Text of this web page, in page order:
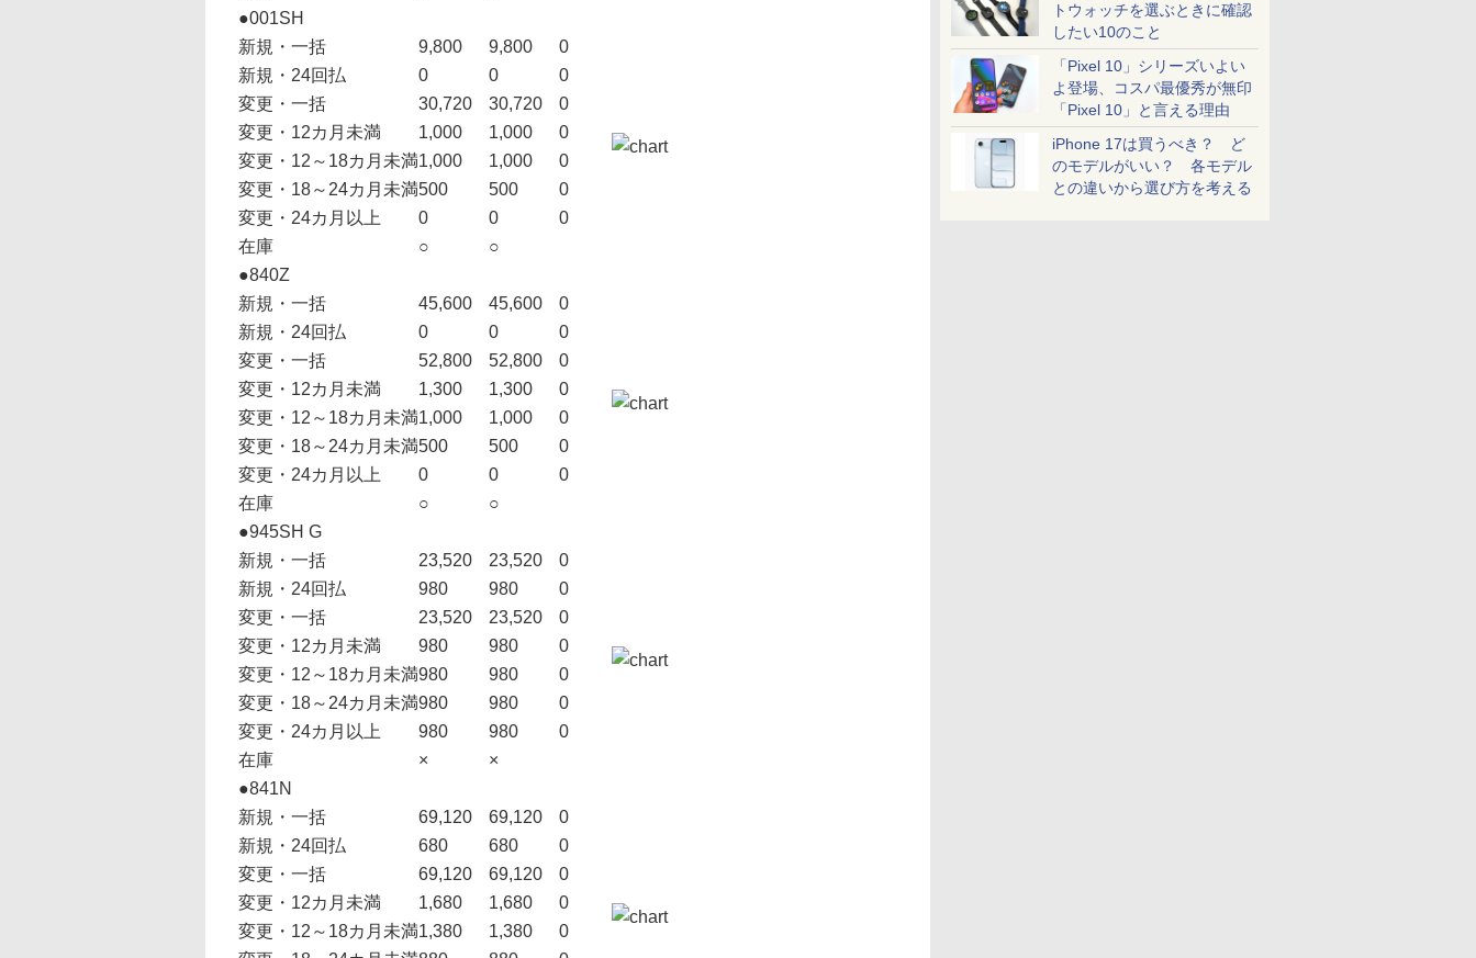
トウォッチを選ぶときに確認
したい10のこと
「Pixel 10」シリーズいよい
よ登場、コスパ最優秀が無印
「Pixel 10」と言える理由
iPhone 17は買うべき？ ど
のモデルがいい？ 各モデル
との違いから選び方を考える
●001SH
新規・一括
9,800 9,800
0
新規・24回払
0 0
0
変更・一括
30,720 30,720
0
変更・12カ月未満
1,000 1,000
0
変更・12～18カ月未満1,000 1,000
0
変更・18～24カ月未満500 500
0
変更・24カ月以上
0 0
0
在庫
○
○
●840Z
新規・一括
45,600 45,600
0
新規・24回払
0 0
0
変更・一括
52,800 52,800
0
変更・12カ月未満
1,300 1,300
0
変更・12～18カ月未満1,000 1,000
0
変更・18～24カ月未満500 500
0
変更・24カ月以上
0 0
0
在庫
○
○
●945SH G
新規・一括
23,520 23,520
0
新規・24回払
980 980
0
変更・一括
23,520 23,520
0
変更・12カ月未満
980 980
0
変更・12～18カ月未満980 980
0
変更・18～24カ月未満980 980
0
変更・24カ月以上
980 980
0
在庫
×
×
●841N
新規・一括
69,120 69,120
0
新規・24回払
680 680
0
変更・一括
69,120 69,120
0
変更・12カ月未満
1,680 1,680
0
変更・12～18カ月未満1,380 1,380
0